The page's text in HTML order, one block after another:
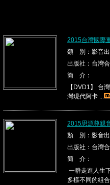
2015台灣國際
類 別：影音
出版社：台灣
簡 介：
【DVD1】 台
灣現代阿卡 ...
2015思源尊親
類 別：影音
出版社：台灣
簡 介：
一群走進人生
多樣不同的組